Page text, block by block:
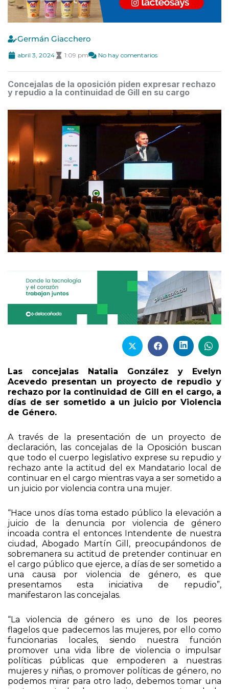
Germán Giacchero
abril 3, 2024 1:09 pm No hay comentarios
Concejalas de la oposición piden expresar rechazo
y repudio a la continuidad de Gill en su cargo
Las concejalas Natalia González y Evelyn
Acevedo presentan un proyecto de repudio y
rechazo por la continuidad de Gill en el cargo, a
días de ser sometido a un juicio por Violencia
de Género.
A través de la presentación de un proyecto de
declaración, las concejalas de la Oposición buscan
que todo el cuerpo legislativo exprese su repudio y
rechazo ante la actitud del ex Mandatario local de
continuar en el cargo mientras vaya a ser sometido a
un juicio por violencia contra una mujer.
“Hace unos días toma estado público la elevación a
juicio de la denuncia por violencia de género
incoada contra el entonces Intendente de nuestra
ciudad, Abogado Martín Gill, preocupándonos de
sobremanera su actitud de pretender continuar en
el cargo público que ejerce, a días de ser sometido a
una causa por violencia de género, es que
presentamos esta iniciativa de repudio”,
manifestaron las concejalas.
“La violencia de género es uno de los peores
flagelos que padecemos las mujeres, por ello como
funcionarias locales, siendo nuestra función
promover una vida libre de violencia o impulsar
políticas públicas que empoderen a nuestras
mujeres y niñas, o promover políticas de género, no
podemos mirar para otro lado, debemos tomar una